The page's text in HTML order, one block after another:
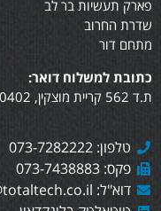
פארק תעשיות בר לב
שדרת החרוב
מתחם דור
כתובת למשלוח דואר:
ת.ד 562 קריית מוצקין, 2610402
טלפון: 073-7282222
פקס: 073-7438883
דוא"ל: sales@totaltech.co.il